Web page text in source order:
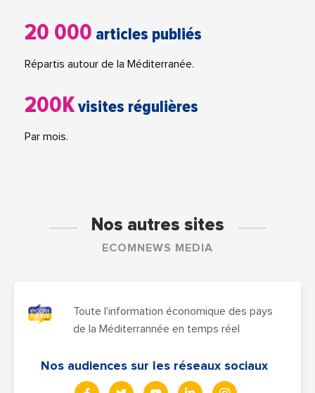
20 000 articles publiés
Répartis autour de la Méditerranée.
200Kvisites régulières
Par mois.
Nos autres sites
ECOMNEWS MEDIA
Toute l'information économique des pays
de la Méditerrannée en temps réel
Nos audiences sur les réseaux sociaux